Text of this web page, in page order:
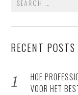
for:
RECENT POSTS
HOE
VOOR HET